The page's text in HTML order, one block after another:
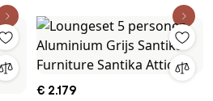
€ 2.179